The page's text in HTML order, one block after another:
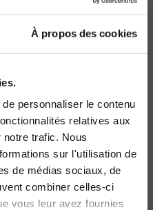
À propos des cookies
personnaliser le contenu
relatives aux
trafic. Nous
sur l'utilisation de
de médias sociaux, de
combiner celles-ci
vous leur avez fournies
QUE NOUS VOUS